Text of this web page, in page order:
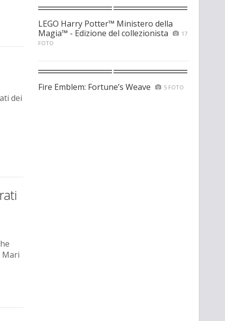
dei
Mari
LEGO Harry Potter™ Ministero della
Magia™ - Edizione del collezionista
17
FOTO
Fire Emblem: Fortune’s Weave 5 FOTO